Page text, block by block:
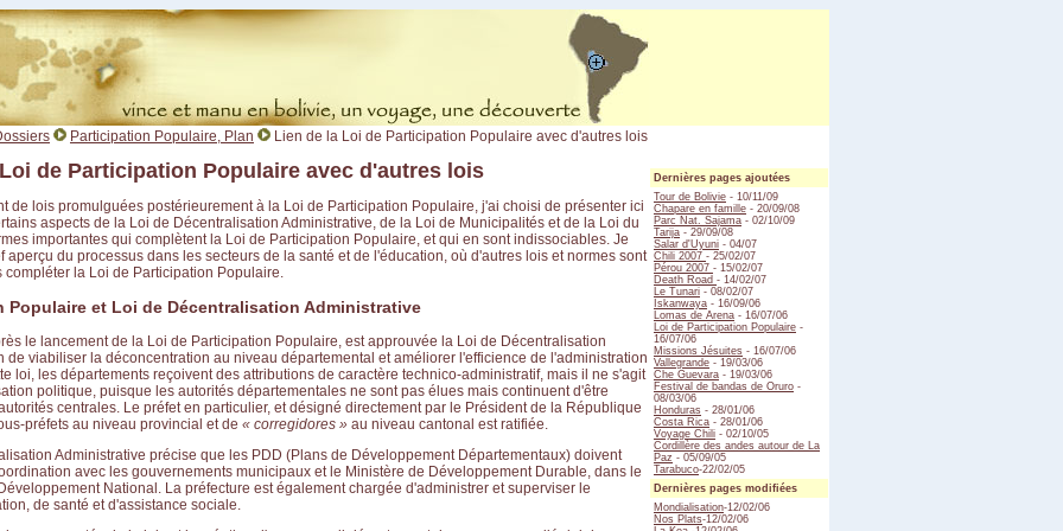
Participation Populaire, Plan Lien de la Loi de Participation Populaire avec d'autres lois
de Participation Populaire avec d'autres lois
de lois promulguées postérieurement à la Loi de Participation Populaire, j'ai choisi de présenter ici
aspects de la Loi de Décentralisation Administrative, de la Loi de Municipalités et de la Loi du
importantes qui complètent la Loi de Participation Populaire, et qui en sont indissociables. Je
aperçu du processus dans les secteurs de la santé et de l'éducation, où d'autres lois et normes sont
compléter la Loi de Participation Populaire.
Populaire et Loi de Décentralisation Administrative
le lancement de la Loi de Participation Populaire, est approuvée la Loi de Décentralisation
de viabiliser la déconcentration au niveau départemental et améliorer l'efficience de l'administration
loi, les départements reçoivent des attributions de caractère technico-administratif, mais il ne s'agit
politique, puisque les autorités départementales ne sont pas élues mais continuent d'être
centrales. Le préfet en particulier, et désigné directement par le Président de la République
préfets au niveau provincial et de « corregidores » au niveau cantonal est ratifiée.
Administrative précise que les PDD (Plans de Développement Départementaux) doivent
avec les gouvernements municipaux et le Ministère de Développement Durable, dans le
National. La préfecture est également chargée d'administrer et superviser le
de santé et d'assistance sociale.
Dernières pages ajoutées
Tour de Bolivie - 10/11/09
Chapare en famille - 20/09/08
Parc Nat. Sajama - 02/10/09
Tarija - 29/09/08
Salar d'Uyuni - 04/07
Chili 2007 - 25/02/07
Pérou 2007 - 15/02/07
Death Road - 14/02/07
Le Tunari - 08/02/07
Iskanwaya - 16/09/06
Lomas de Arena - 16/07/06
Loi de Participation Populaire -
16/07/06
Missions Jésuites - 16/07/06
Vallegrande - 19/03/06
Che Guevara - 19/03/06
Festival de bandas de Oruro -
08/03/06
Honduras - 28/01/06
Costa Rica - 28/01/06
Voyage Chili - 02/10/05
Cordillère des andes autour de La
Paz - 05/09/05
Tarabuco-22/02/05
Dernières pages modifiées
Mondialisation-12/02/06
Nos Plats-12/02/06